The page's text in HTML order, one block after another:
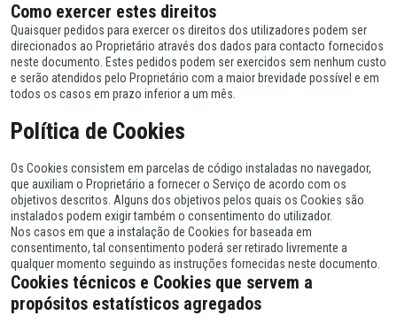
Como exercer estes direitos
Quaisquer pedidos para exercer os direitos dos utilizadores podem ser
direcionados ao Proprietário através dos dados para contacto fornecidos
neste documento. Estes pedidos podem ser exercidos sem nenhum custo
e serão atendidos pelo Proprietário com a maior brevidade possível e em
todos os casos em prazo inferior a um mês.
Política de Cookies
Os Cookies consistem em parcelas de código instaladas no navegador,
que auxiliam o Proprietário a fornecer o Serviço de acordo com os
objetivos descritos. Alguns dos objetivos pelos quais os Cookies são
instalados podem exigir também o consentimento do utilizador.
Nos casos em que a instalação de Cookies for baseada em
consentimento, tal consentimento poderá ser retirado livremente a
qualquer momento seguindo as instruções fornecidas neste documento.
Cookies técnicos e Cookies que servem a
propósitos estatísticos agregados